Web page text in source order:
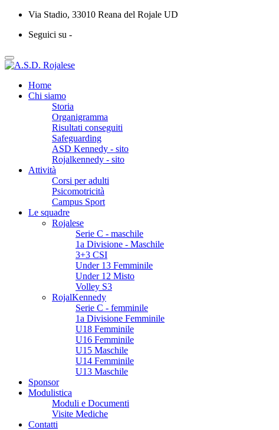
Via Stadio, 33010 Reana del Rojale UD
Seguici su -
Home
Chi siamo
Storia
Organigramma
Risultati conseguiti
Safeguarding
ASD Kennedy - sito
Rojalkennedy - sito
Attività
Corsi per adulti
Psicomotricità
Campus Sport
Le squadre
Rojalese
Serie C - maschile
1a Divisione - Maschile
3+3 CSI
Under 13 Femminile
Under 12 Misto
Volley S3
RojalKennedy
Serie C - femminile
1a Divisione Femminile
U18 Femminile
U16 Femminile
U15 Maschile
U14 Femminile
U13 Maschile
Sponsor
Modulistica
Moduli e Documenti
Visite Mediche
Contatti